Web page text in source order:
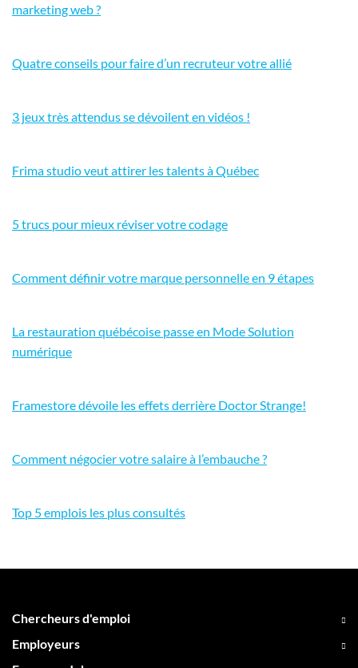
marketing web ?
Quatre conseils pour faire d’un recruteur votre allié
3 jeux très attendus se dévoilent en vidéos !
Frima studio veut attirer les talents à Québec
5 trucs pour mieux réviser votre codage
Comment définir votre marque personnelle en 9 étapes
La restauration québécoise passe en Mode Solution
numérique
Framestore dévoile les effets derrière Doctor Strange!
Comment négocier votre salaire à l’embauche ?
Top 5 emplois les plus consultés
Chercheurs d'emploi
Employeurs